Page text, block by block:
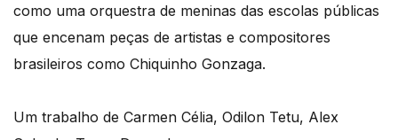
como uma orquestra de meninas das escolas públicas
que encenam peças de artistas e compositores
brasileiros como Chiquinho Gonzaga.
Um trabalho de Carmen Célia, Odilon Tetu, Alex